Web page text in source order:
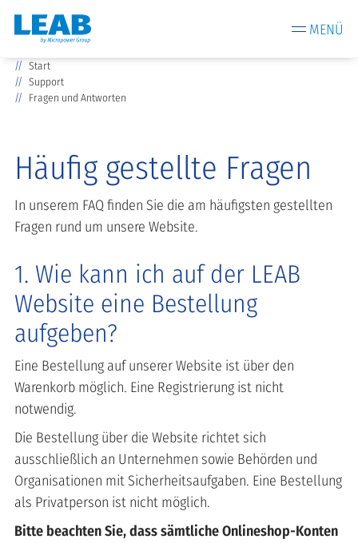
MENÜ
Start
Support
Fragen und Antworten
Häufig gestellte Fragen
In unserem FAQ finden Sie die am häufigsten gestellten
Fragen rund um unsere Website.
1. Wie kann ich auf der LEAB
Website eine Bestellung
aufgeben?
Eine Bestellung auf unserer Website ist über den
Warenkorb möglich. Eine Registrierung ist nicht
notwendig.
Die Bestellung über die Website richtet sich
ausschließlich an Unternehmen sowie Behörden und
Organisationen mit Sicherheitsaufgaben. Eine Bestellung
als Privatperson ist nicht möglich.
Bitte beachten Sie, dass sämtliche Onlineshop-Konten